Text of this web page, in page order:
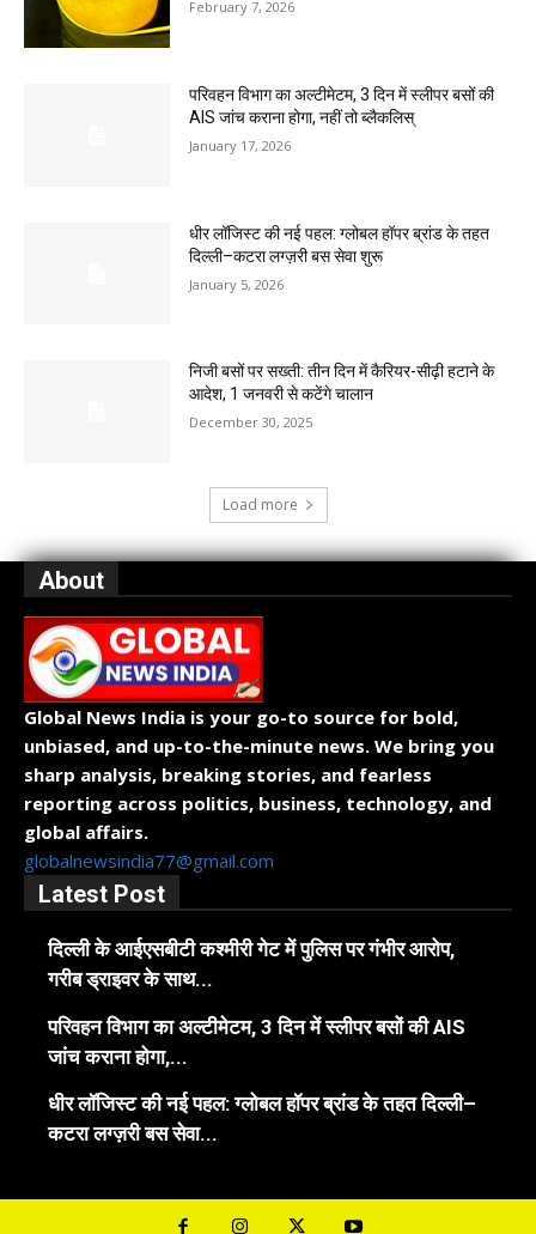
February 7, 2026
परिवहन विभाग का अल्टीमेटम, 3 दिन में स्लीपर बसों की
AIS जांच कराना होगा, नहीं तो ब्लैकलिस्
January 17, 2026
धीर लॉजिस्ट की नई पहल: ग्लोबल हॉपर ब्रांड के तहत
दिल्ली–कटरा लग्ज़री बस सेवा शुरू
January 5, 2026
निजी बसों पर सख्ती: तीन दिन में कैरियर-सीढ़ी हटाने के
आदेश, 1 जनवरी से कटेंगे चालान
December 30, 2025
Load more
About
Global News India is your go-to source for bold,
unbiased, and up-to-the-minute news. We bring you
sharp analysis, breaking stories, and fearless
reporting across politics, business, technology, and
global affairs.
globalnewsindia77@gmail.com
Latest Post
दिल्ली के आईएसबीटी कश्मीरी गेट में पुलिस पर गंभीर आरोप,
गरीब ड्राइवर के साथ...
परिवहन विभाग का अल्टीमेटम, 3 दिन में स्लीपर बसों की AIS
जांच कराना होगा,...
धीर लॉजिस्ट की नई पहल: ग्लोबल हॉपर ब्रांड के तहत दिल्ली–
कटरा लग्ज़री बस सेवा...